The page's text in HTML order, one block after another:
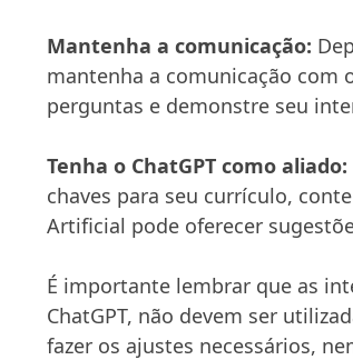
Mantenha a comunicação:
mantenha a comunicação com
perguntas e demonstre seu
Tenha o ChatGPT como aliado:
chaves para seu currículo,
Artificial pode oferecer
É importante lembrar que as
ChatGPT, não devem ser
fazer os ajustes necessários,